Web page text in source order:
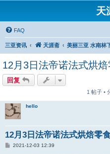
天
FAQ
三亚资讯 天涯斋 美丽三亚 水南林
12月3日法帝诺法式烘焙
回复
1 帖子 •
hello
12月3日法帝诺法式烘焙零
帖
2021-12-03 12:39